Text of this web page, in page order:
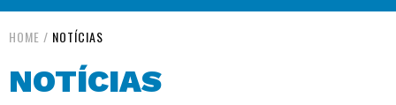
HOME / NOTÍCIAS
NOTÍCIAS